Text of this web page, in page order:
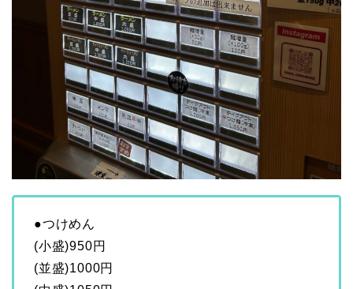
●つけめん
(小盛)950円
(並盛)1000円